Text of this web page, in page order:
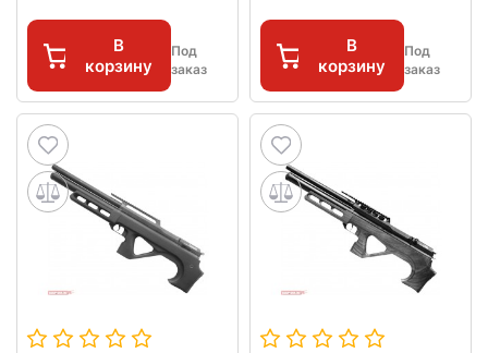
В
корзину
Под
заказ
В
корзину
Под
заказ